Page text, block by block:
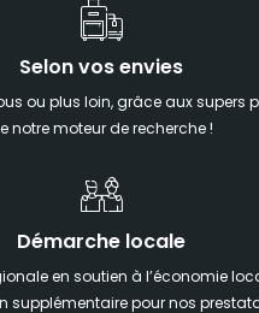
Selon vos envies
ou plus loin, grâce aux supers
notre moteur de recherche !
Démarche locale
en soutien à l’économie
supplémentaire pour nos